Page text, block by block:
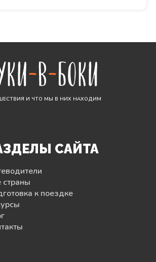
И ЧТО МЫ В НИХ НАХОДИМ
САЙТА
страны
к поездке